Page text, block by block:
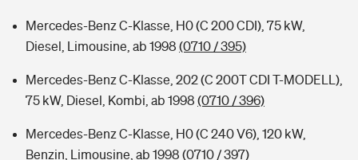
Mercedes-Benz C-Klasse, H0 (C 200 CDI), 75 kW,
Diesel, Limousine, ab 1998 (0710 / 395)
Mercedes-Benz C-Klasse, 202 (C 200T CDI T-MODELL),
75 kW, Diesel, Kombi, ab 1998 (0710 / 396)
Mercedes-Benz C-Klasse, H0 (C 240 V6), 120 kW,
Benzin, Limousine, ab 1998 (0710 / 397)